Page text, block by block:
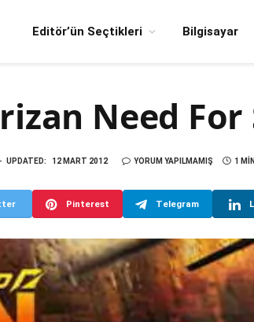
Editör’ün Seçtikleri Bilgisayar
Need For
UPDATED: 12 MART 2012 YORUM YAPILMAMIŞ 1
Pinterest Telegram